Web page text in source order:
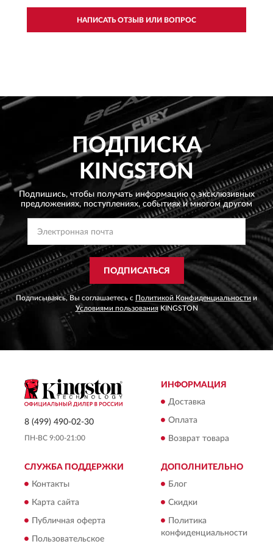
НАПИСАТЬ ОТЗЫВ ИЛИ ВОПРОС
ПОДПИСКА
KINGSTON
Подпишись, чтобы получать информацию о эксклюзивных
предложениях, поступлениях, событиях и многом другом
ПОДПИСАТЬСЯ
Подписываясь, Вы соглашаетесь с Политикой Конфиденциальности и
Условиями пользованияKINGSTON
8 (499) 490-02-30
ПН-ВС 9:00-21:00
ИНФОРМАЦИЯ
Доставка
Оплата
Возврат товара
СЛУЖБА ПОДДЕРЖКИ
Контакты
Карта сайта
Публичная оферта
Пользовательское
ДОПОЛНИТЕЛЬНО
Блог
Скидки
Политика
конфиденциальности